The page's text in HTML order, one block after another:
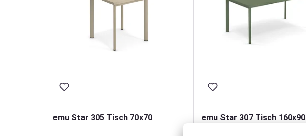
emu Star 305 Tisch 70x70 emu Star 307 Tisch 160x90